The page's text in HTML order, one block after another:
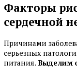
Факторы
сердечной
Причинами
серьезных
питания. Выделим